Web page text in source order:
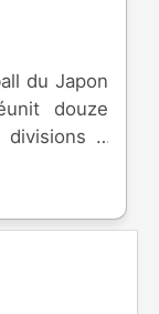
du Japon
douze
divisions (